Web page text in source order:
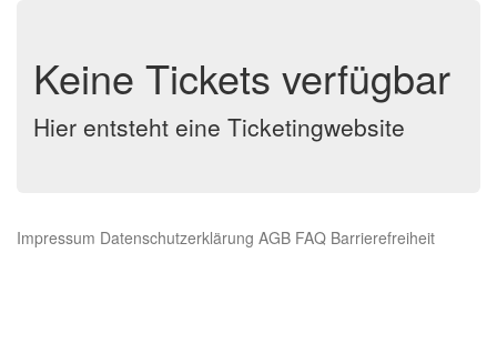
Keine Tickets verfügbar
Hier entsteht eine Ticketingwebsite
Impressum Datenschutzerklärung AGB FAQ Barrierefreiheit